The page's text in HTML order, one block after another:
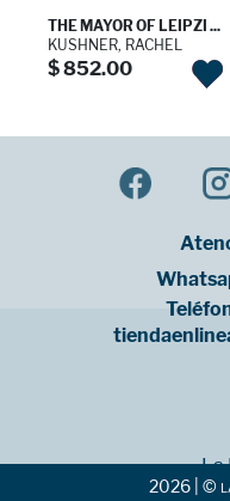
THE MAYOR OF LEIPZI ...
KUSHNER, RACHEL
$ 852.00
La
2026 | ©